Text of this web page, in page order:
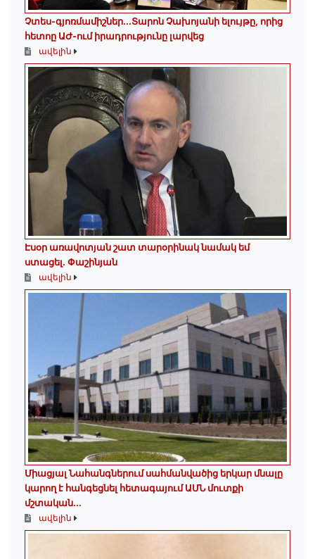
Չտես-գյոռմամիշներ․․․Տարոն Չախոյանի ելույթը, որից
հետոը ԱԺ-ում իրադրությունը լարվեց
ավելին
Էսօր առավոտյան շատ տարօրինակ նամակ եմ
ստացել. Փաշինյան
ավելին
Միացյալ Նահանգներում սահմանվածից երկար մնալը
կարող է հանգեցնել հետագայում ԱՄՆ մուտքի
մշտական...
ավելին